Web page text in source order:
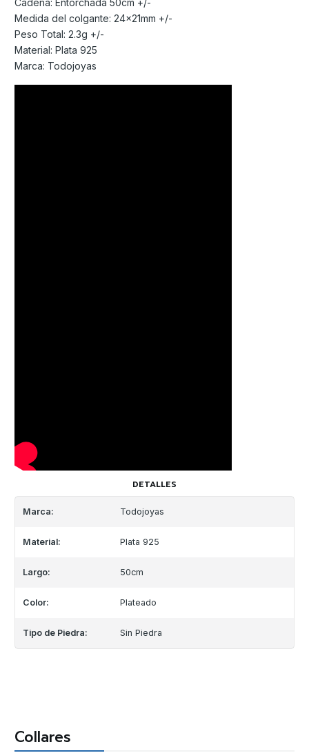
Medida del colgante: 24x21mm +/-
Peso Total: 2.3g +/-
Material: Plata 925
Marca: Todojoyas
DETALLES
Marca: Todojoyas
Material: Plata 925
Largo: 50cm
Color: Plateado
Tipo de Piedra: Sin Piedra
Collares